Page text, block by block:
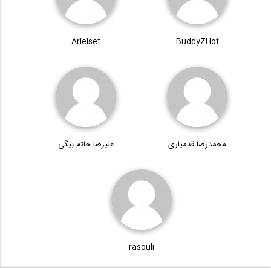
BuddyZHot
Arielset
محمدرضا قدمیاری علیرضا حاتم بیگی
rasouli